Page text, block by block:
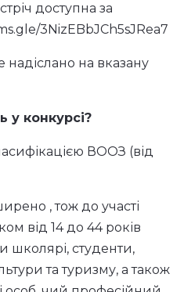
доступна за
3NizEBbJCh5sJRea7
надіслано на вказану
у конкурсі?
ВООЗ (від
, тож до участі
від 14 до 44 років
школярі, студенти,
та туризму, а також